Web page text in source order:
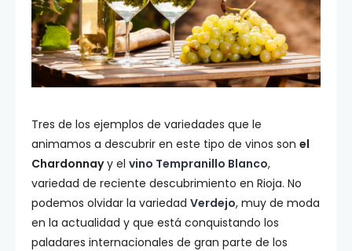
Tres de los ejemplos de variedades que le
animamos a descubrir en este tipo de vinos son el
Chardonnayy el vino Tempranillo Blanco,
variedad de reciente descubrimiento en Rioja. No
podemos olvidar la variedad Verdejo, muy de moda
en la actualidad y que está conquistando los
paladares internacionales de gran parte de los